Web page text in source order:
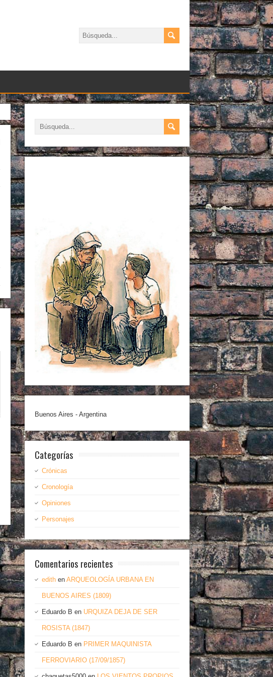
Buenos Aires - Argentina
Categorías
Crónicas
Cronología
Opiniones
Personajes
Comentarios recientes
edith en ARQUEOLOGÍA URBANA EN
BUENOS AIRES (1809)
Eduardo B en URQUIZA DEJA DE SER
ROSISTA (1847)
Eduardo B en PRIMER MAQUINISTA
FERROVIARIO (17/09/1857)